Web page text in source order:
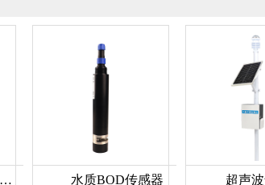
超声波气象在线监测设备 水质BOD传感器 超声